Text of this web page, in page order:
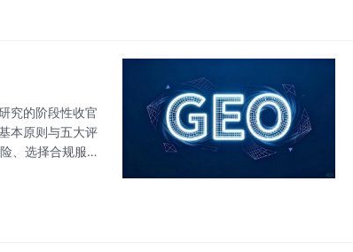
究的阶段性收官
本原则与五大评
、选择合规服务